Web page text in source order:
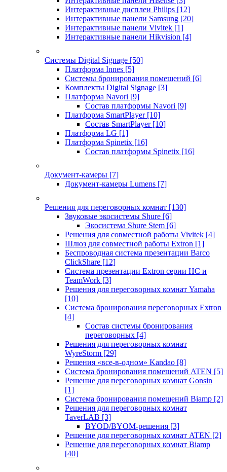
Интерактивные дисплеи Philips [12]
Интерактивные панели Samsung [20]
Интерактивные панели Vivitek [1]
Интерактивные панели Hikvision [4]
Системы Digital Signage [50]
Платформа Innes [5]
Системы бронирования помещений [6]
Комплекты Digital Signage [3]
Платформа Navori [9]
Состав платформы Navori [9]
Платформа SmartPlayer [10]
Состав SmartPlayer [10]
Платформа LG [1]
Платформа Spinetix [16]
Состав платформы Spinetix [16]
Документ-камеры [7]
Документ-камеры Lumens [7]
Решения для переговорных комнат [130]
Звуковые экосистемы Shure [6]
Экосистема Shure Stem [6]
Решения для совместной работы Vivitek [4]
Шлюз для совместной работы Extron [1]
Беспроводная система презентации Barco
ClickShare [12]
Система презентации Extron серии HC и
TeamWork [3]
Решения для переговорных комнат Yamaha
[10]
Система бронирования переговорных Extron
[4]
Состав системы бронирования
переговорных [4]
Решения для переговорных комнат
WyreStorm [29]
Решения «все-в-одном» Kandao [8]
Система бронирования помещений ATEN [5]
Решение для переговорных комнат Gonsin
[1]
Система бронирования помещений Biamp [2]
Решения для переговорных комнат
TaverLAB [3]
BYOD/BYOM-решения [3]
Решение для переговорных комнат ATEN [2]
Решение для переговорных комнат Biamp
[40]